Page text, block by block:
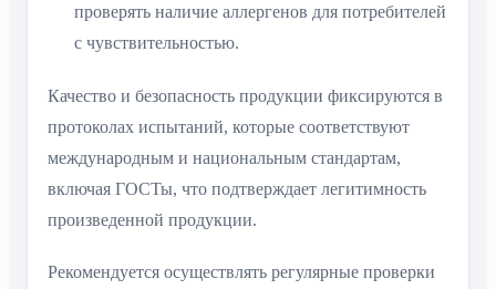
проверять наличие аллергенов для потребителей
с чувствительностью.
Качество и безопасность продукции фиксируются в
протоколах испытаний, которые соответствуют
международным и национальным стандартам,
включая ГОСТы, что подтверждает легитимность
произведенной продукции.
Рекомендуется осуществлять регулярные проверки